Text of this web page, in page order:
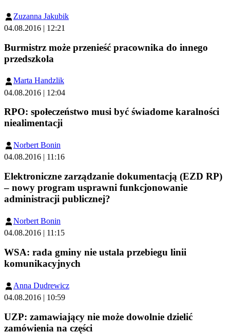
Zuzanna Jakubik
04.08.2016 | 12:21
Burmistrz może przenieść pracownika do innego
przedszkola
Marta Handzlik
04.08.2016 | 12:04
RPO: społeczeństwo musi być świadome karalności
niealimentacji
Norbert Bonin
04.08.2016 | 11:16
Elektroniczne zarządzanie dokumentacją (EZD RP)
– nowy program usprawni funkcjonowanie
administracji publicznej?
Norbert Bonin
04.08.2016 | 11:15
WSA: rada gminy nie ustala przebiegu linii
komunikacyjnych
Anna Dudrewicz
04.08.2016 | 10:59
UZP: zamawiający nie może dowolnie dzielić
zamówienia na części